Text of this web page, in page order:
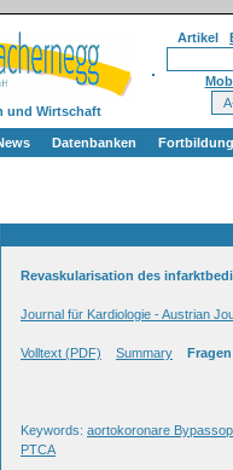
und Wirtschaft
Artikel
Datenbanken Fortbildung
Revaskularisation des
Journal für Kardiologie - Austrian
Volltext (PDF) Summary
Keywords: aortokoronare
PTCA